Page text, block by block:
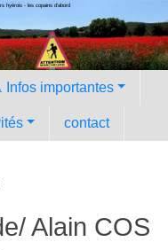
hyèrois - les copains d'abord
importantes
contact
Alain COS